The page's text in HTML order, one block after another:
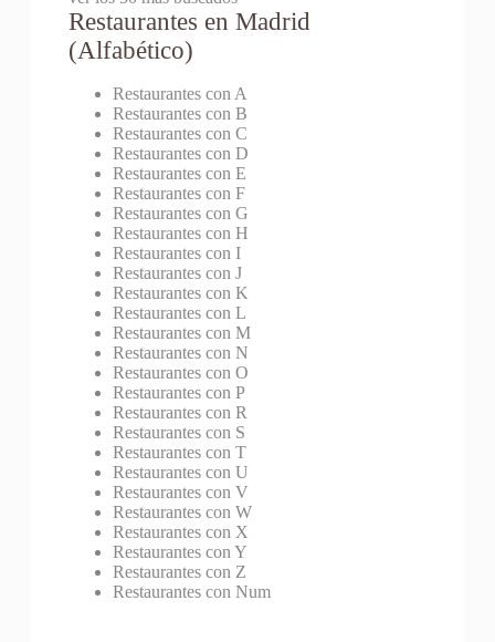
Restaurantes en Madrid
(Alfabético)
Restaurantes con A
Restaurantes con B
Restaurantes con C
Restaurantes con D
Restaurantes con E
Restaurantes con F
Restaurantes con G
Restaurantes con H
Restaurantes con I
Restaurantes con J
Restaurantes con K
Restaurantes con L
Restaurantes con M
Restaurantes con N
Restaurantes con O
Restaurantes con P
Restaurantes con R
Restaurantes con S
Restaurantes con T
Restaurantes con U
Restaurantes con V
Restaurantes con W
Restaurantes con X
Restaurantes con Y
Restaurantes con Z
Restaurantes con Num